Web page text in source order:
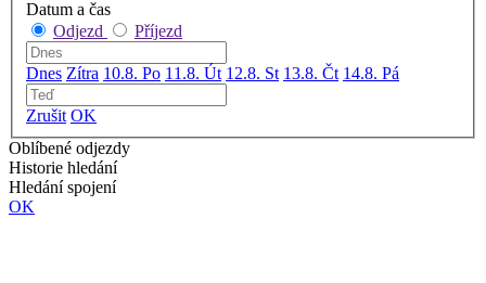
Datum a čas
Odjezd
Příjezd
Dnes Zítra 10.8. Po 11.8. Út 12.8. St 13.8. Čt 14.8. Pá
Zrušit OK
Oblíbené odjezdy
Historie hledání
Hledání spojení
OK